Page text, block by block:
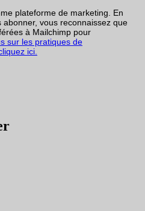
plateforme de marketing. En
vous reconnaissez que
à Mailchimp pour
sur les pratiques de
ici.